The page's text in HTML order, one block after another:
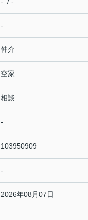
-
仲介
空家
相談
-
103950909
-
2026年08月07日